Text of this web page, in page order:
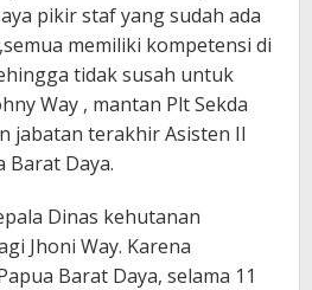
pikir staf yang sudah ada
memiliki kompetensi di
tidak susah untuk
Way , mantan Plt Sekda
jabatan terakhir Asisten II
Barat Daya.
Dinas kehutanan
Jhoni Way. Karena
Barat Daya, selama 11